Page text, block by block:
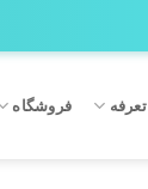
تعرفه فروشگاه